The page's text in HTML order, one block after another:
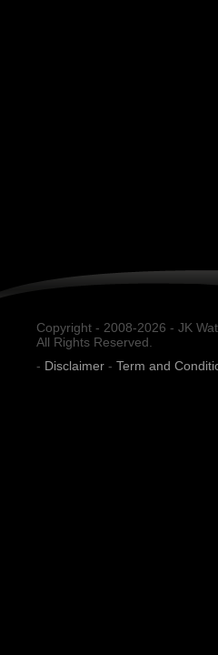
Copyright - 2008-2026 - JK
All Rights Reserved.
- Disclaimer - Term and